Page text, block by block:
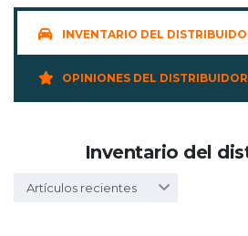
INVENTARIO DEL
OPINIONES DEL DISTRIBUIDOR
Inventario del
Artículos recientes